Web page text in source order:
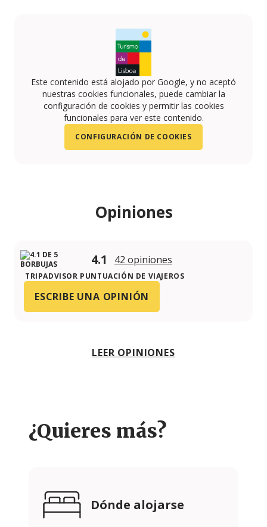
Este contenido está alojado por Google, y no aceptó
nuestras cookies funcionales, puede cambiar la
configuración de cookies y permitir las cookies
funcionales para ver este contenido.
CONFIGURACIÓN DE COOKIES
Opiniones
4.1 42 opiniones
TRIPADVISOR PUNTUACIÓN DE VIAJEROS
ESCRIBE UNA OPINIÓN
LEER OPINIONES
¿Quieres más?
Dónde alojarse